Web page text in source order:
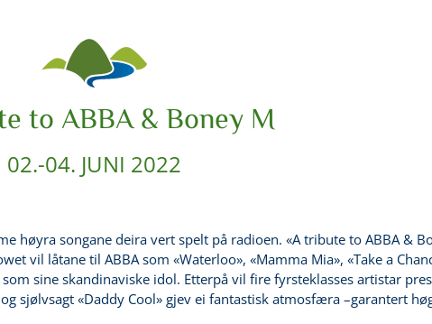
to ABBA & Boney M
02.-04. JUNI 2022
høyra songane deira vert spelt på radioen. «A tribute to ABBA &
vil låtane til ABBA som «Waterloo», «Mamma Mia», «Take a
sine skandinaviske idol. Etterpå vil fire fyrsteklasses artistar
sjølvsagt «Daddy Cool» gjev ei fantastisk atmosfæra –garantert